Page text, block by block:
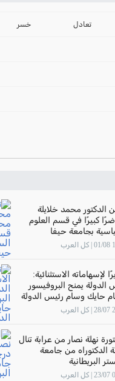
2024-2025
ترتيب الدوري الايطالي
تعادل خسر
الدكتور محمد خلايلة
كبيرًا في قسم العلوم
بجامعة حيفا
لإسهاماته الاستثنائية:
الدولة يمنح البروفيسور
حايك وسام رئيس الدولة
نهلة نصار من عرابة تنال
الدكتوراه من جامعة
البريطانية